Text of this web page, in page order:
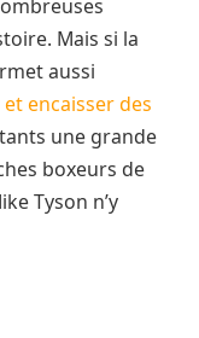
Mais si la
aussi
encaisser des
une grande
boxeurs de
Tyson n’y